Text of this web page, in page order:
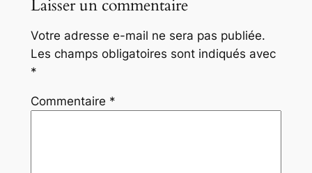
Laisser un commentaire
Votre adresse e-mail ne sera pas publiée.
Les champs obligatoires sont indiqués avec
*
Commentaire *